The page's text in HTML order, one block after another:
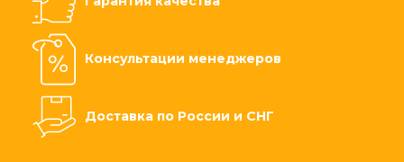
Консультации менеджеров
Доставка по России и СНГ